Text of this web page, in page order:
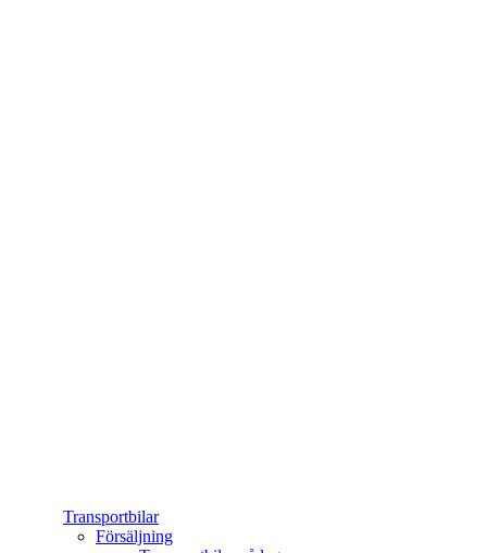
Transportbilar
Försäljning